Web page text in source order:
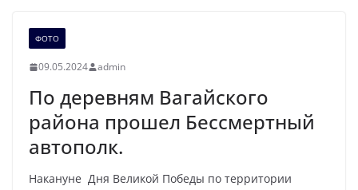
ФОТО
09.05.2024 admin
По деревням Вагайского
района прошел Бессмертный
автополк.
Накануне Дня Великой Победы по территории